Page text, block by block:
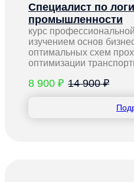
Специалист по
промышленности
курс
изучением основ
оптимальных схем
оптимизации
8 900 ₽ 14 900 ₽